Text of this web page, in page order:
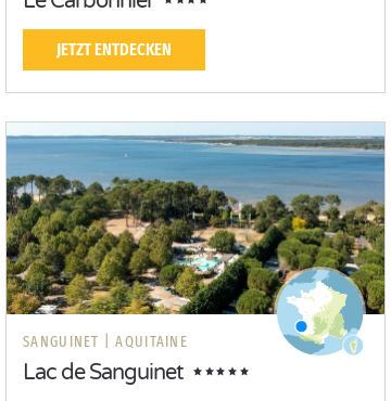
JETZT ENTDECKEN
SANGUINET | AQUITAINE
Lac de Sanguinet